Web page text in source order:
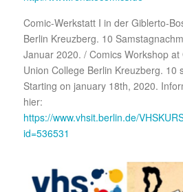
Comic-Werkstatt I in der Giblerto-
Berlin Kreuzberg. 10
Januar 2020. / Comics Workshop
Union College Berlin Kreuzberg. 10
Starting on january 18th, 2020.
hier:
https://www.vhsit.berlin.de/
id=536531